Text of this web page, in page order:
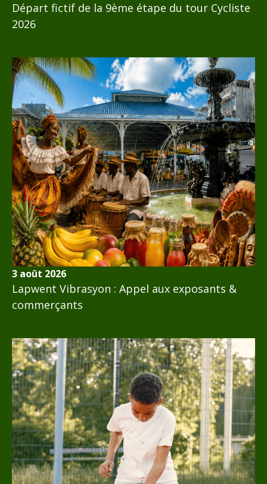
Départ fictif de la 9ème étape du tour Cycliste
2026
3 août 2026
Lapwent Vibrasyon : Appel aux exposants &
commerçants